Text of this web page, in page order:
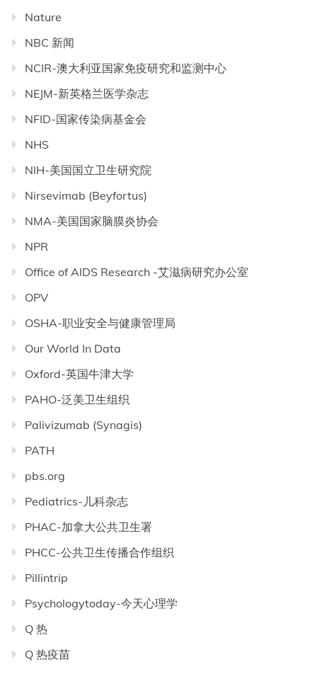
Nature
NBC 新闻
NCIR-澳大利亚国家免疫研究和监测中心
NEJM-新英格兰医学杂志
NFID-国家传染病基金会
NHS
NIH-美国国立卫生研究院
Nirsevimab (Beyfortus)
NMA-美国国家脑膜炎协会
NPR
Office of AIDS Research -艾滋病研究办公室
OPV
OSHA-职业安全与健康管理局
Our World In Data
Oxford-英国牛津大学
PAHO-泛美卫生组织
Palivizumab (Synagis)
PATH
pbs.org
Pediatrics-儿科杂志
PHAC-加拿大公共卫生署
PHCC-公共卫生传播合作组织
Pillintrip
Psychologytoday-今天心理学
Q 热
Q 热疫苗